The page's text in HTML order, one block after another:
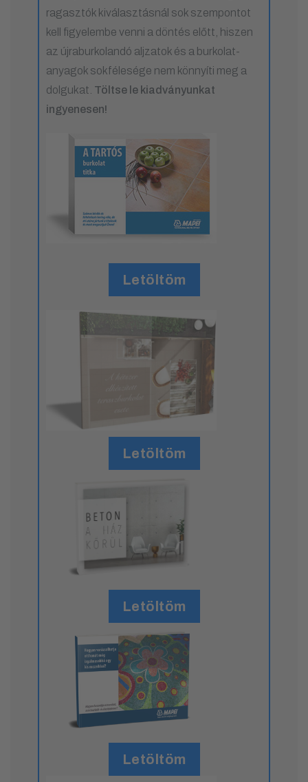
ragasztók kiválasztásnál sok szempontot
kell figyelembe venni a döntés előtt, hiszen
az újraburkolandó aljzatok és a burkolat-
anyagok sokfélesége nem könnyíti meg a
dolgukat. Töltse le kiadványunkat
ingyenesen!
Letöltöm
Letöltöm
Letöltöm
Letöltöm